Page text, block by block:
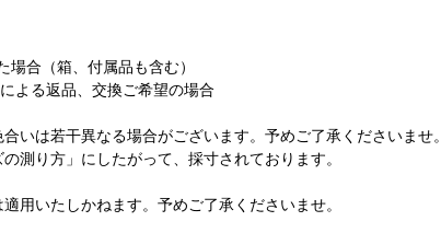
場合（箱、付属品も含む）
よる返品、交換ご希望の場合
いは若干異なる場合がございます。予めご了承くださいませ。
測り方」にしたがって、採寸されております。
用いたしかねます。予めご了承くださいませ。